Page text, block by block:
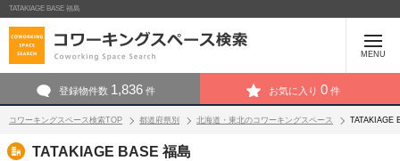
TATAKIAGE BASE 福島
MENU
登録物件数 1,836 件 お気に入り 0 件
コワーキングスペース検索TOP 都道府県別 北海道・東北のコワーキングスペース TATAKIAGE
TATAKIAGE BASE 福島